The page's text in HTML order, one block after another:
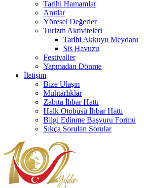
Tarihi Hamamlar
Anıtlar
Yöresel Değerler
Turizm Aktiviteleri
Tarihi Akkuyu Meydanı
Sis Havuzu
Festivaller
Yapmadan Dönme
İletişim
Bize Ulaşın
Muhtarlıklar
Zabıta İhbar Hattı
Halk Otobüsü İhbar Hattı
Bilgi Edinme Başvuru Formu
Sıkça Sorulan Sorular